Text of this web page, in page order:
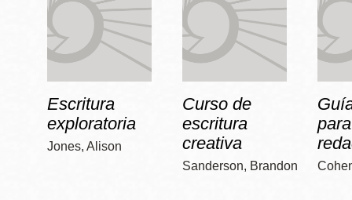
Escritura
exploratoria
Jones, Alison
Curso de
escritura
creativa
Sanderson, Brandon